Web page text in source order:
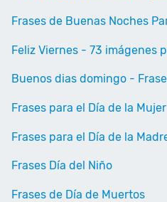
Frases de Buenas Noches
Feliz Viernes - 73 imágenes
Buenos dias domingo -
Frases para el Día de la Mujer
Frases para el Día de la
Frases Día del Niño
Frases de Día de Muertos